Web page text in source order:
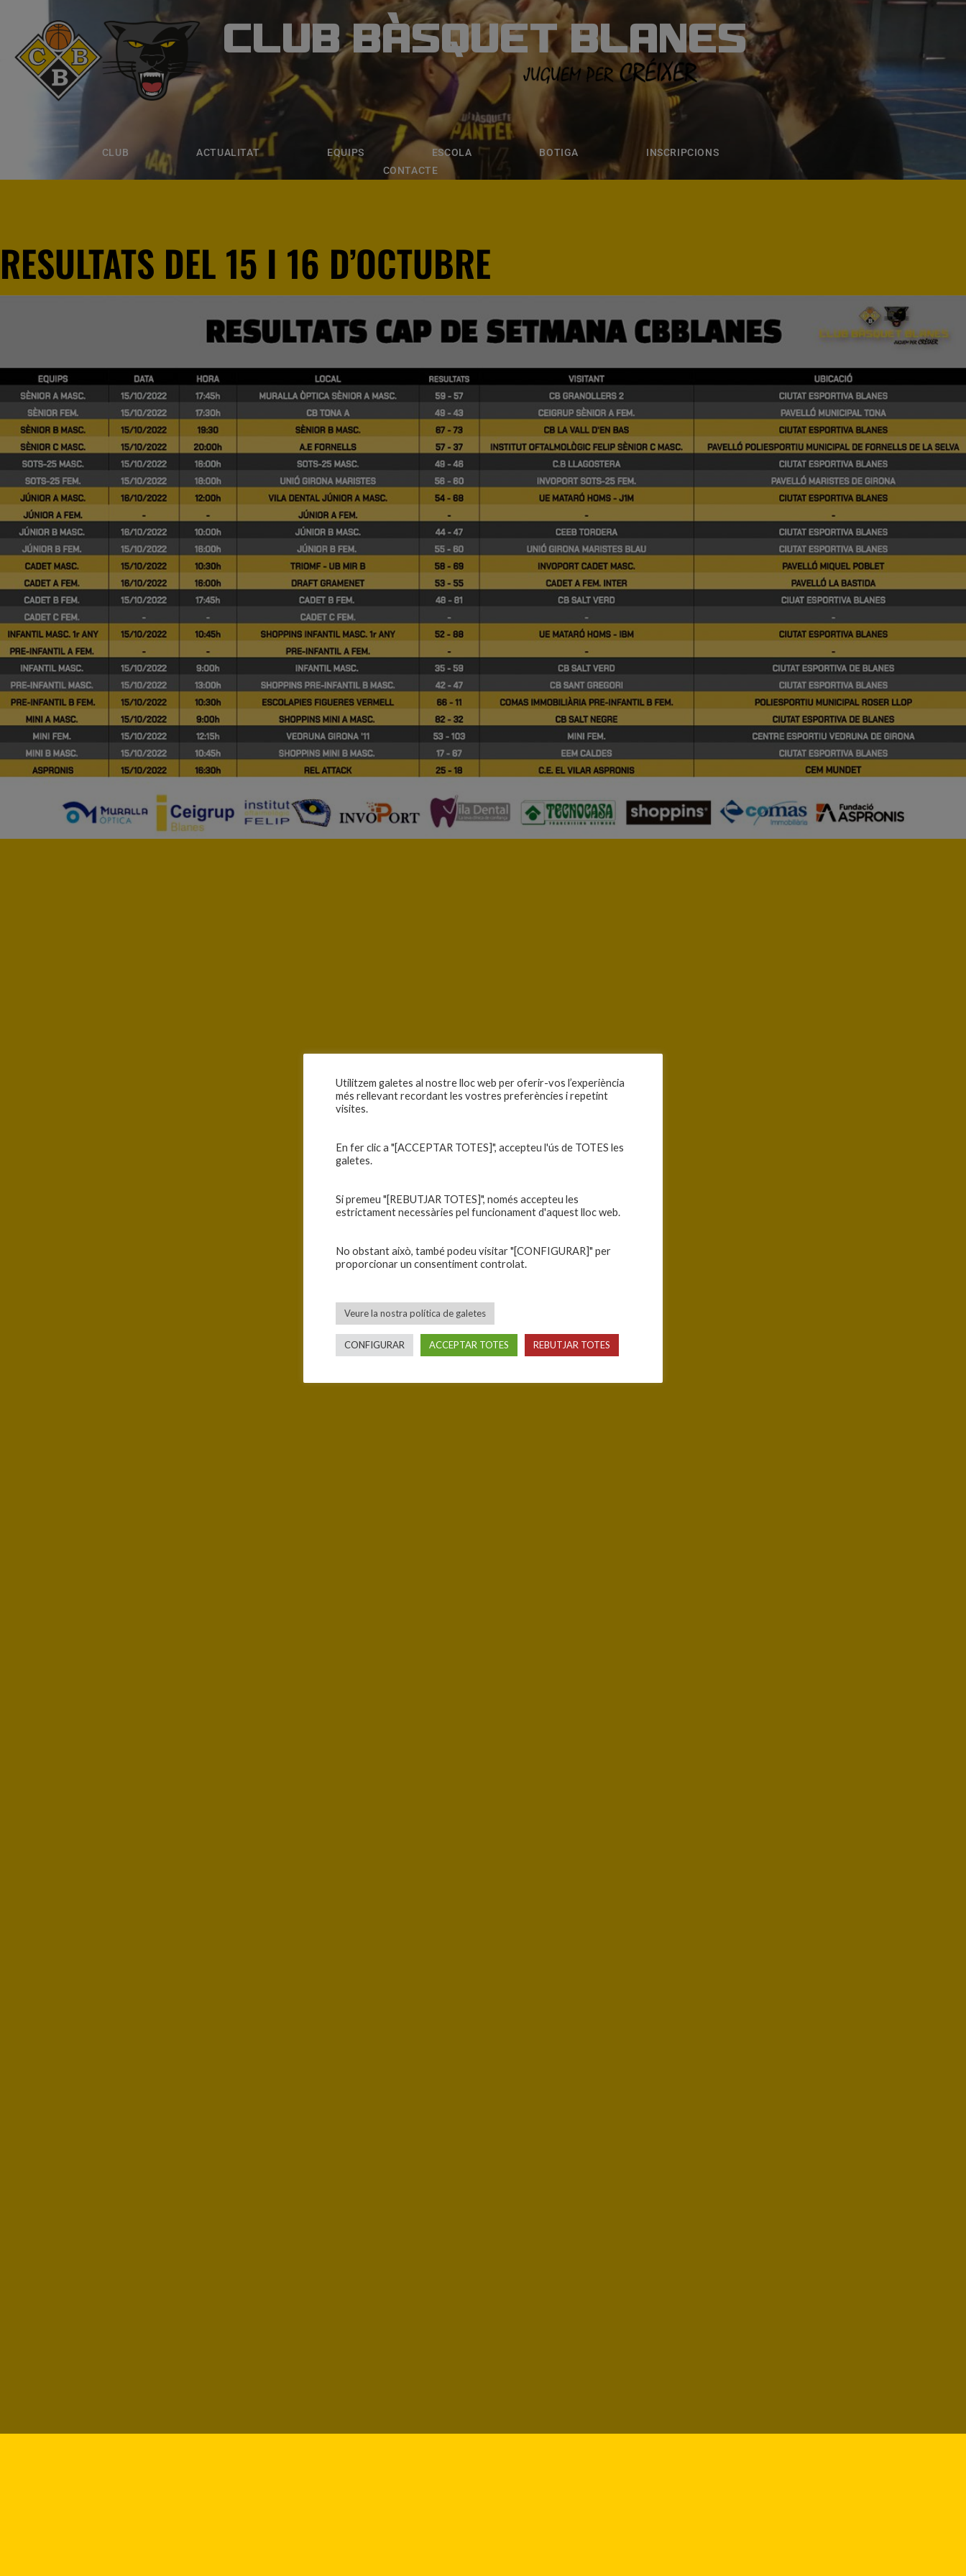
CLUB BÀSQUET BLANES
CLUB ACTUALITAT EQUIPS ESCOLA BOTIGA
INSCRIPCIONS
CONTACTE
CLUB BÀSQUET BLANES
ACTUALITAT ESCOLA BOTIGA INSCRIPCIONS
RESULTATS DEL 15 I 16 D’OCTUBRE
Utilitzem galetes al nostre lloc web per oferir-vos l’experiència
més rellevant recordant les vostres preferències i repetint
visites.
En fer clic a "[ACCEPTAR TOTES]", accepteu l'ús de TOTES les
galetes.
Si premeu "[REBUTJAR TOTES]", només accepteu les
estrictament necessàries pel funcionament d'aquest lloc web.
No obstant això, també podeu visitar "[CONFIGURAR]" per
proporcionar un consentiment controlat.
Veure la nostra política de galetes
CONFIGURAR ACCEPTAR TOTES REBUTJAR TOTES